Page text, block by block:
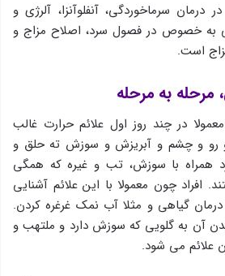
درمان سرماخوردگی، آنفلوآنزا، آلرژی و
به خصوص در فصول سرد، اصلاح مزاج و
است.
مرحله به مرحله
در چند روز اول علائم حرارت غالب
و چشم و آبریزش و سوزش ته حلق و
همراه با سوزش، تب و غیره که همگی
افراد چون معمولا با این علائم آشنایی
گیاهی و مثلا آب نمک غرغره کردن.
آن به گلویی که سوزش دارد و ملتهب و
علائم می شود.